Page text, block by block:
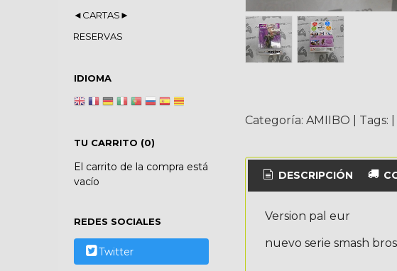
◄CARTAS►
RESERVAS
IDIOMA
TU CARRITO (0)
El carrito de la compra está
vacío
REDES SOCIALES
Twitter
Categoría: AMIIBO Tags:
DESCRIPCIÓN
Version pal eur
nuevo serie smash bros